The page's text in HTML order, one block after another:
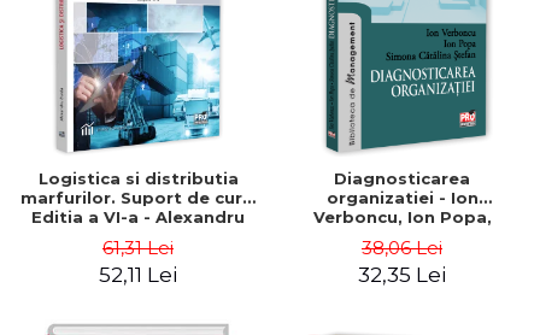
Logistica si distributia
marfurilor. Suport de curs.
Editia a VI-a - Alexandru
61,31 Lei
52,11 Lei
Diagnosticarea
organizatiei - Ion
Verboncu, Ion Popa,
38,06 Lei
32,35 Lei